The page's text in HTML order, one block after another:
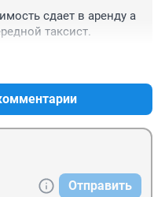
сдает в аренду а
таксист.
Отправить